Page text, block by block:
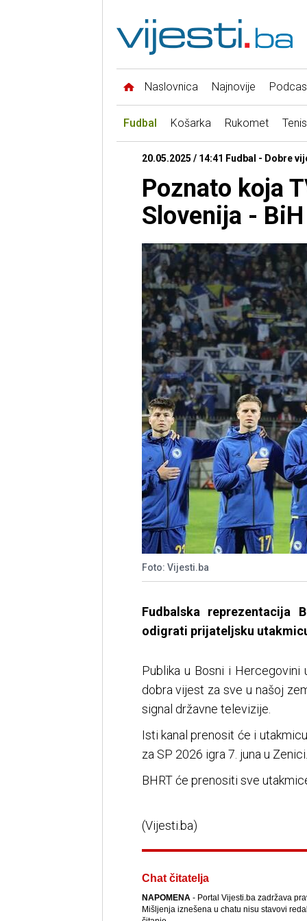
Naslovnica Najnovije
Fudbal Košarka Rukomet Tenis
20.05.2025 / 14:41 Fudbal - Dobre
Poznato koja
Slovenija - BiH
Foto: Vijesti.ba
Fudbalska reprezentacija
odigrati prijateljsku
Publika u Bosni i
dobra vijest za sve u našoj
signal državne televizije.
Isti kanal prenosit će i
za SP 2026 igra 7. juna u Zenici.
BHRT će prenositi sve
(Vijesti.ba)
Chat čitatelja
NAPOMENA- Portal Vijesti.ba zadržava
Mišljenja iznešena u chatu nisu stavovi